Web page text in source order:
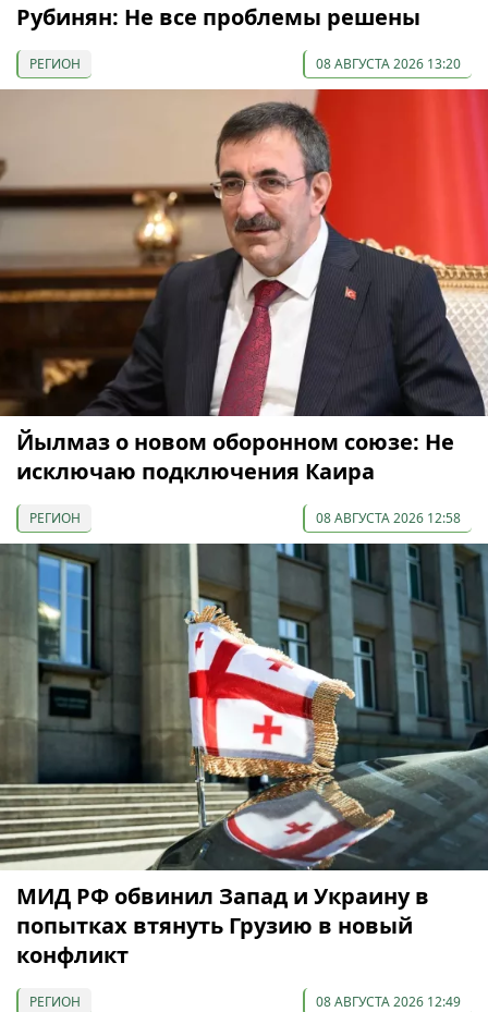
Рубинян: Не все проблемы решены
РЕГИОН 08 АВГУСТА 2026 13:20
Йылмаз о новом оборонном союзе: Не
исключаю подключения Каира
РЕГИОН 08 АВГУСТА 2026 12:58
МИД РФ обвинил Запад и Украину в
попытках втянуть Грузию в новый
конфликт
РЕГИОН 08 АВГУСТА 2026 12:49